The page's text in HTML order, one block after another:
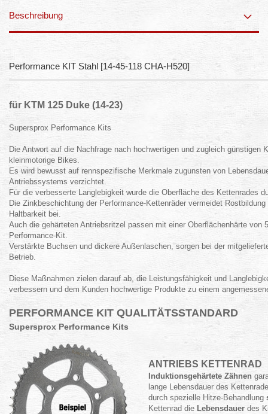
Beschreibung
Performance KIT Stahl [14-45-118 CHA-H520]
für KTM 125 Duke (14-23)
Supersprox Performance Kits
Die Antwort auf die Nachfrage nach hochwertigen und zugleich günstigen
kleinmotorige Bikes.
Es wird bewusst auf rennspezifische Merkmale zugunsten von
Antriebssystems verzichtet.
Für die verbesserte Langlebigkeit wurde die Oberfläche des Kettenrades
Die Zinkbeschichtung der Performance-Kettenräder vermeidet
Haltbarkeit bei.
Auch die gehärteten Antriebsritzel passen mit einer Oberflächenhärte von
Performance-Kit.
Verstärkte Buchsen und dickere Außenlaschen, sorgen bei der
Betrieb.
Diese Maßnahmen zielen darauf ab, die Leistungsfähigkeit und
verbessern und dem Kunden hochwertige Produkte zu einem
PERFORMANCE KIT QUALITÄTSSTANDARD
Supersprox Performance Kits
ANTRIEBS KETTENRAD
Induktionsgehärtete Zähnen
lange Lebensdauer des
durch spezielle Hitze-Behandlung
Kettenrad die Lebensdauer des